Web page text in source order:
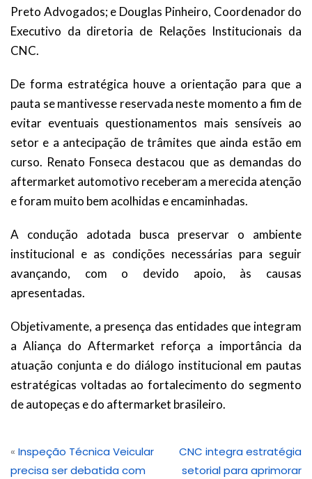
Preto Advogados; e Douglas Pinheiro, Coordenador do
Executivo da diretoria de Relações Institucionais da
CNC.
De forma estratégica houve a orientação para que a
pauta se mantivesse reservada neste momento a fim de
evitar eventuais questionamentos mais sensíveis ao
setor e a antecipação de trâmites que ainda estão em
curso. Renato Fonseca destacou que as demandas do
aftermarket automotivo receberam a merecida atenção
e foram muito bem acolhidas e encaminhadas.
A condução adotada busca preservar o ambiente
institucional e as condições necessárias para seguir
avançando, com o devido apoio, às causas
apresentadas.
Objetivamente, a presença das entidades que integram
a Aliança do Aftermarket reforça a importância da
atuação conjunta e do diálogo institucional em pautas
estratégicas voltadas ao fortalecimento do segmento
de autopeças e do aftermarket brasileiro.
« Inspeção Técnica Veicular
precisa ser debatida com
CNC integra estratégia
setorial para aprimorar